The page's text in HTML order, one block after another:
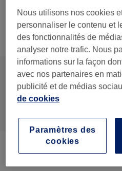
Ce n'est pas ce que vous
Recherchez dans notre
Tout
Depose Gainage+pose Semi
Nous utilisons nos cookies
personnaliser le contenu et
des fonctionnalités de
analyser notre trafic. Nous
informations sur la façon
avec nos partenaires en
publicité et de médias
de cookies
Paramètres des
cookies